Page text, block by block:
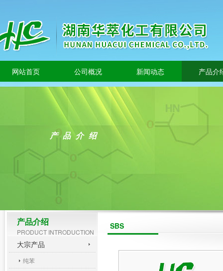
网站首页 公司概况 新闻动态 产品介
产品介绍
产品介绍
PRODUCT INTRODUCTION
大宗产品
纯苯
SBS